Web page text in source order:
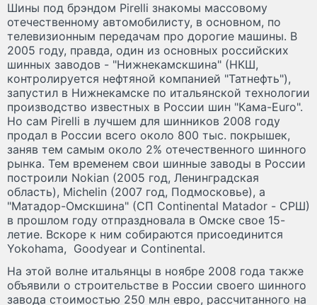
Шины под брэндом Pirelli знакомы массовому
отечественному автомобилисту, в основном, по
телевизионным передачам про дорогие машины. В
2005 году, правда, один из основных российских
шинных заводов - "Нижнекамскшина" (НКШ,
контролируется нефтяной компанией "Татнефть"),
запустил в Нижнекамске по итальянской технологии
производство известных в России шин "Кама-Euro".
Но сам Pirelli в лучшем для шинников 2008 году
продал в России всего около 800 тыс. покрышек,
заняв тем самым около 2% отечественного шинного
рынка. Тем временем свои шинные заводы в России
построили Nokian (2005 год, Ленинградская
область), Michelin (2007 год, Подмосковье), а
"Матадор-Омскшина" (СП Continental Matador - СРШ)
в прошлом году отпраздновала в Омске свое 15-
летие. Вскоре к ним собираются присоединится
Yokohama, Goodyear и Continental.
На этой волне итальянцы в ноябре 2008 года также
объявили о строительстве в России своего шинного
завода стоимостью 250 млн евро, рассчитанного на